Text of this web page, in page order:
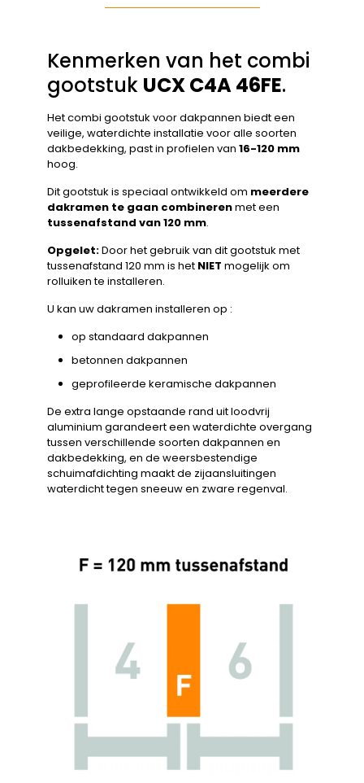
Kenmerken van het combi
gootstuk UCX C4A 46FE.
Het combi gootstuk voor dakpannen biedt een
veilige, waterdichte installatie voor alle soorten
dakbedekking, past in profielen van 16-120 mm
hoog.
Dit gootstuk is speciaal ontwikkeld om meerdere
dakramen te gaan combinerenmet een
tussenafstand van 120 mm.
Opgelet:Door het gebruik van dit gootstuk met
tussenafstand 120 mm is het NIET mogelijk om
rolluiken te installeren.
U kan uw dakramen installeren op :
op standaard dakpannen
betonnen dakpannen
geprofileerde keramische dakpannen
De extra lange opstaande rand uit loodvrij
aluminium garandeert een waterdichte overgang
tussen verschillende soorten dakpannen en
dakbedekking, en de weersbestendige
schuimafdichting maakt de zijaansluitingen
waterdicht tegen sneeuw en zware regenval.